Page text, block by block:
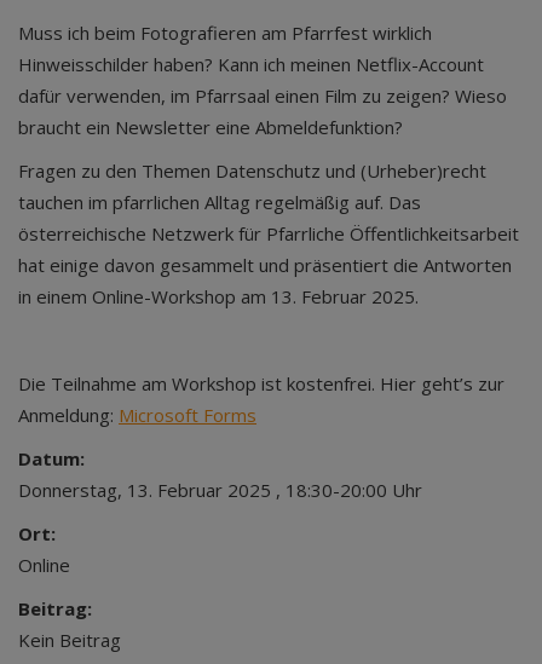
Muss ich beim Fotografieren am Pfarrfest wirklich
Hinweisschilder haben? Kann ich meinen Netflix-Account
dafür verwenden, im Pfarrsaal einen Film zu zeigen? Wieso
braucht ein Newsletter eine Abmeldefunktion?
Fragen zu den Themen Datenschutz und (Urheber)recht
tauchen im pfarrlichen Alltag regelmäßig auf. Das
österreichische Netzwerk für Pfarrliche Öffentlichkeitsarbeit
hat einige davon gesammelt und präsentiert die Antworten
in einem Online-Workshop am 13. Februar 2025.
Die Teilnahme am Workshop ist kostenfrei. Hier geht’s zur
Anmeldung: Microsoft Forms
Datum:
Donnerstag, 13. Februar 2025 , 18:30-20:00 Uhr
Ort:
Online
Beitrag:
Kein Beitrag